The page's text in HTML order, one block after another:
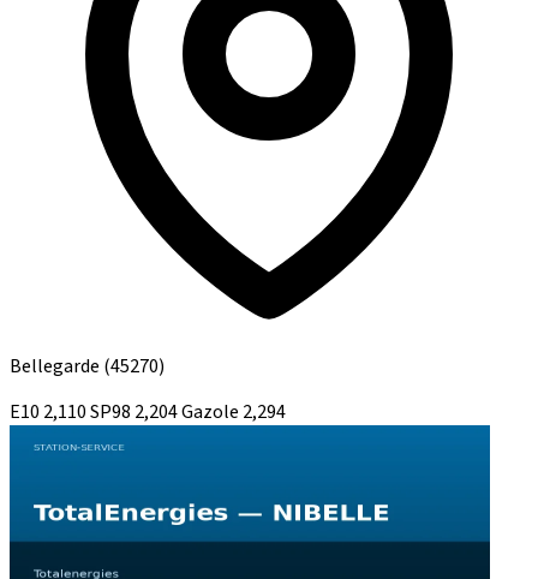
Bellegarde (45270)
E10 2,110SP98 2,204Gazole 2,294